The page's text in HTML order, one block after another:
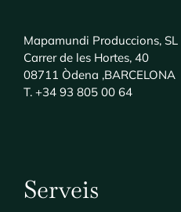
Mapamundi Produccions, SL
Carrer de les Hortes, 40
08711 Òdena ,BARCELONA
T. +34 93 805 00 64
Serveis